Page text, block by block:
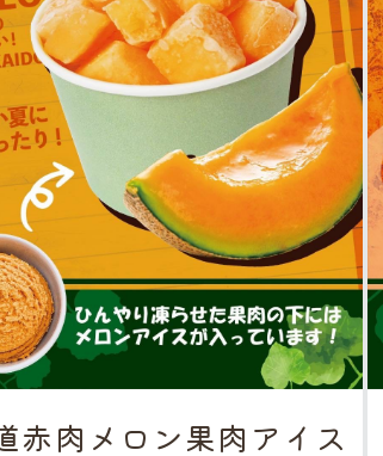
赤肉メロン果肉アイス